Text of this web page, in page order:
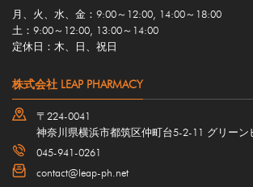
月、火、水、金：9:00～12:00, 14:00～18:00
土：9:00～12:00, 13:00～14:00
定休日：木、日、祝日
株式会社 LEAP PHARMACY
〒224-0041
神奈川県横浜市都筑区仲町台5-2-11 グリーン
045-941-0261
contact@leap-ph.net